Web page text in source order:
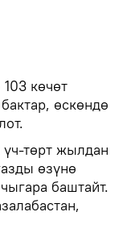
көчөт
өскөндө
үч-төрт жылдан
өзүнө
баштайт.